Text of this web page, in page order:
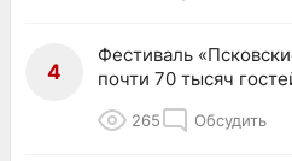
4
Фестиваль
почти 70 тысяч
265 Обсудить